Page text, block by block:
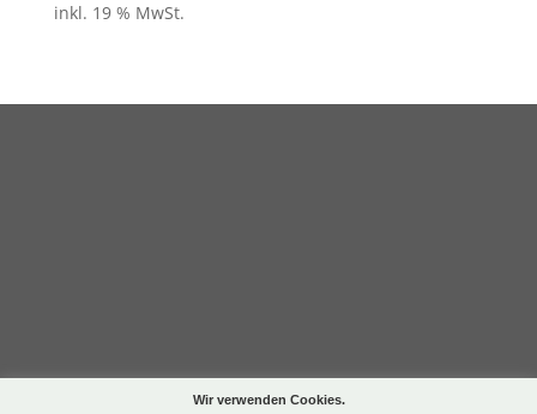
inkl. 19 % MwSt.
Wir verwenden Cookies.